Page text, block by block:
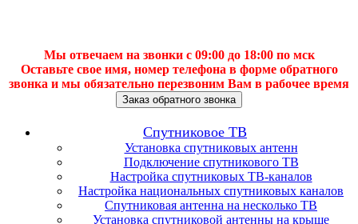
Мы отвечаем на звонки с 09:00 до 18:00 по мск
Оставьте свое имя, номер телефона в форме обратного
звонка и мы обязательно перезвоним Вам в рабочее время
Заказ обратного звонка
Спутниковое ТВ
Установка спутниковых антенн
Подключение спутникового ТВ
Настройка спутниковых ТВ-каналов
Настройка национальных спутниковых каналов
Спутниковая антенна на несколько ТВ
Установка спутниковой антенны на крыше